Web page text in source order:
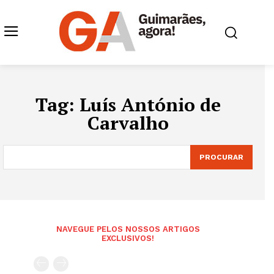
Tag: Luís António de
Carvalho
PROCURAR
NAVEGUE PELOS NOSSOS ARTIGOS
EXCLUSIVOS!